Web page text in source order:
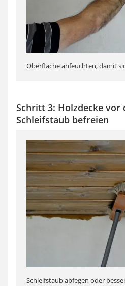
Oberfläche anfeuchten, damit
Schritt 3: Holzdecke vor
Schleifstaub befreien
Schleifstaub abfegen oder